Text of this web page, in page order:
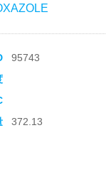
95743
372.13